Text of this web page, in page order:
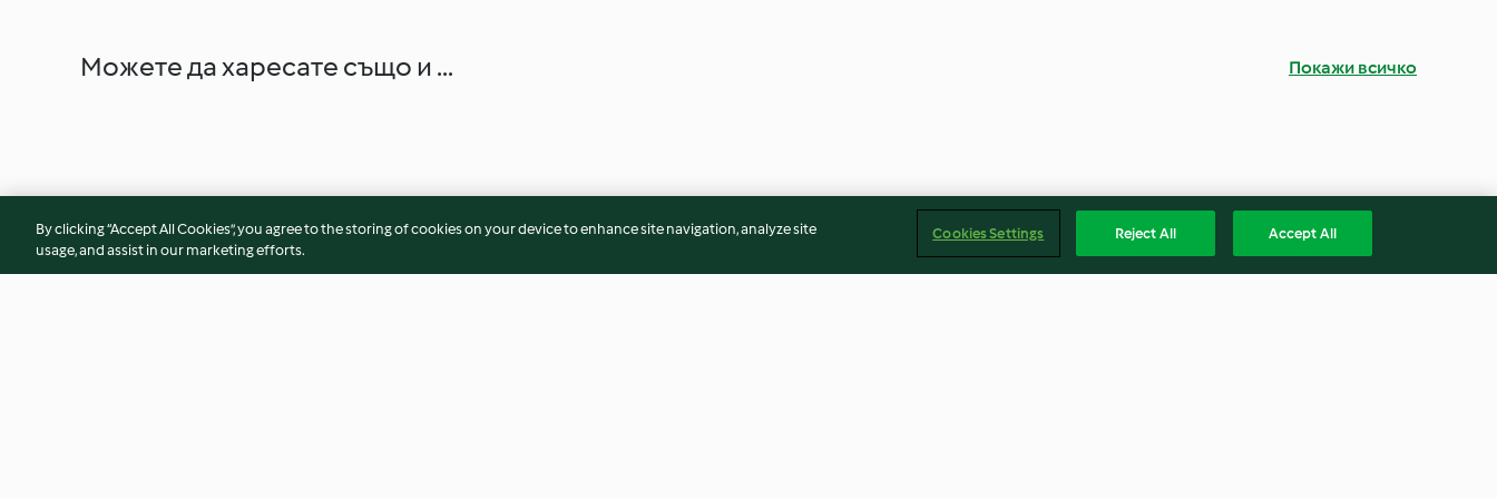
Можете да харесате също и ... Покажи всичко
By clicking “Accept All Cookies”, you agree to the storing of cookies on your device to enhance site navigation, analyze site
usage, and assist in our marketing efforts.
Cookies Settings Reject All Accept All